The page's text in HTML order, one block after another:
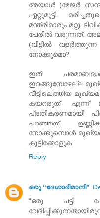
അയാള്‍ (മേജര്‍
ഏറ്റുമുട്ടി
മന്ത്രിമാരും മറ്റു
പേരില്‍ വരുന്നത്‌.
(വീട്ടില്‍
നോക്കുമൊ?
ഇത്
ഇറങ്ങുമ്പോഴല്ല
വീട്ടിലെത്തിയ
കയറരുത്” എന്ന്
പ്രതികരണമായി
പറഞ്ഞത്.
നോക്കുമ്പൊള്‍
കൂട്ടിക്കോളുക.
Reply
ഒരു “ദേശാഭിമാനി”
“ഒരു പട്ടി